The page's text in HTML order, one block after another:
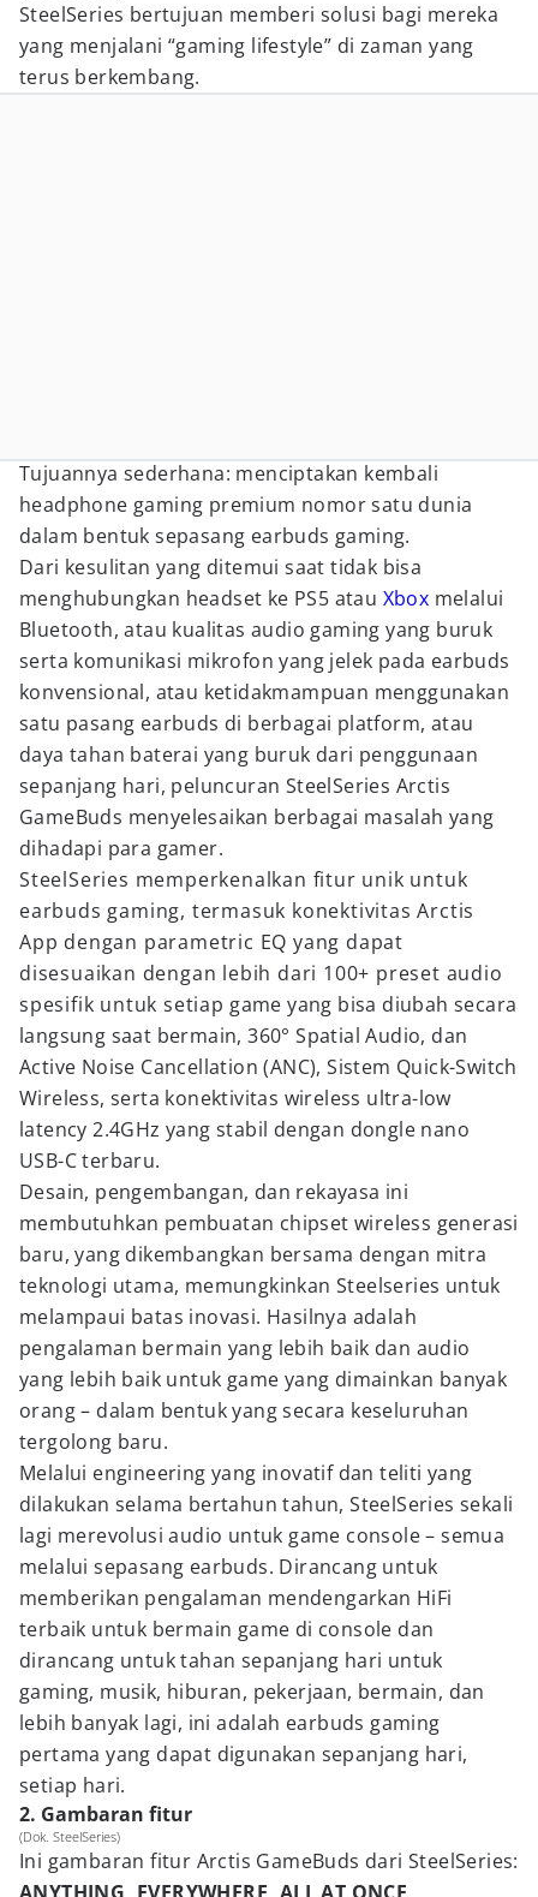
SteelSeries bertujuan memberi solusi bagi mereka
yang menjalani “gaming lifestyle” di zaman yang
terus berkembang.
Tujuannya sederhana: menciptakan kembali
headphone gaming premium nomor satu dunia
dalam bentuk sepasang earbuds gaming.
Dari kesulitan yang ditemui saat tidak bisa
menghubungkan headset ke PS5 atau Xbox melalui
Bluetooth, atau kualitas audio gaming yang buruk
serta komunikasi mikrofon yang jelek pada earbuds
konvensional, atau ketidakmampuan menggunakan
satu pasang earbuds di berbagai platform, atau
daya tahan baterai yang buruk dari penggunaan
sepanjang hari, peluncuran SteelSeries Arctis
GameBuds menyelesaikan berbagai masalah yang
dihadapi para gamer.
SteelSeries memperkenalkan fitur unik untuk
earbuds gaming, termasuk konektivitas Arctis
App dengan parametric EQ yang dapat
disesuaikan dengan lebih dari 100+ preset audio
spesifik untuk setiap game yang bisa diubah secara
langsung saat bermain, 360° Spatial Audio, dan
Active Noise Cancellation (ANC), Sistem Quick-Switch
Wireless, serta konektivitas wireless ultra-low
latency 2.4GHz yang stabil dengan dongle nano
USB-C terbaru.
Desain, pengembangan, dan rekayasa ini
membutuhkan pembuatan chipset wireless generasi
baru, yang dikembangkan bersama dengan mitra
teknologi utama, memungkinkan Steelseries untuk
melampaui batas inovasi. Hasilnya adalah
pengalaman bermain yang lebih baik dan audio
yang lebih baik untuk game yang dimainkan banyak
orang – dalam bentuk yang secara keseluruhan
tergolong baru.
Melalui engineering yang inovatif dan teliti yang
dilakukan selama bertahun tahun, SteelSeries sekali
lagi merevolusi audio untuk game console – semua
melalui sepasang earbuds. Dirancang untuk
memberikan pengalaman mendengarkan HiFi
terbaik untuk bermain game di console dan
dirancang untuk tahan sepanjang hari untuk
gaming, musik, hiburan, pekerjaan, bermain, dan
lebih banyak lagi, ini adalah earbuds gaming
pertama yang dapat digunakan sepanjang hari,
setiap hari.
2. Gambaran fitur
(Dok. SteelSeries)
Ini gambaran fitur Arctis GameBuds dari SteelSeries: